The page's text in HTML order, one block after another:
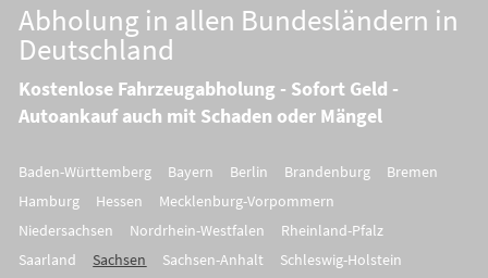
Abholung in allen Bundesländern in
Deutschland
Kostenlose Fahrzeugabholung - Sofort Geld -
Autoankauf auch mit Schaden oder Mängel
Baden-Württemberg Bayern Berlin Brandenburg
Bremen
Hamburg
Hessen
Mecklenburg-Vorpommern
Niedersachsen
Nordrhein-Westfalen
Rheinland-Pfalz
Saarland
Sachsen Sachsen-Anhalt
Schleswig-Holstein